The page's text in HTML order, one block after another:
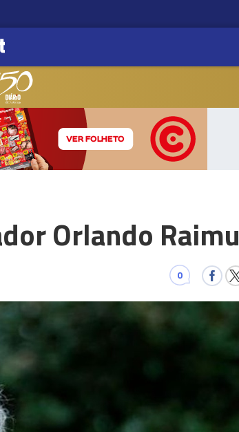
Orlando
0